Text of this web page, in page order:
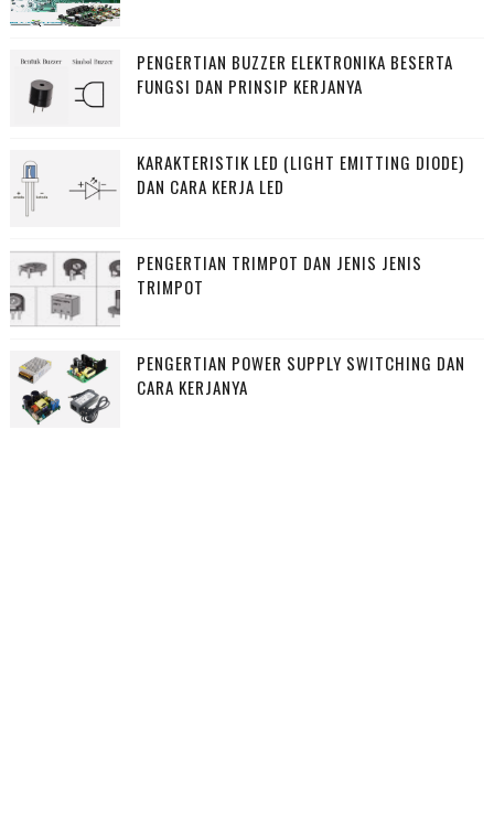
PENGERTIAN BUZZER ELEKTRONIKA BESERTA
FUNGSI DAN PRINSIP KERJANYA
KARAKTERISTIK LED (LIGHT EMITTING DIODE)
DAN CARA KERJA LED
PENGERTIAN TRIMPOT DAN JENIS JENIS
TRIMPOT
PENGERTIAN POWER SUPPLY SWITCHING DAN
CARA KERJANYA